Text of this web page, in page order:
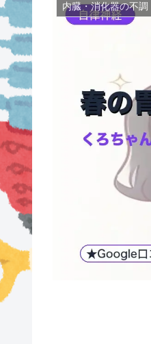
内臓・消化器の不調